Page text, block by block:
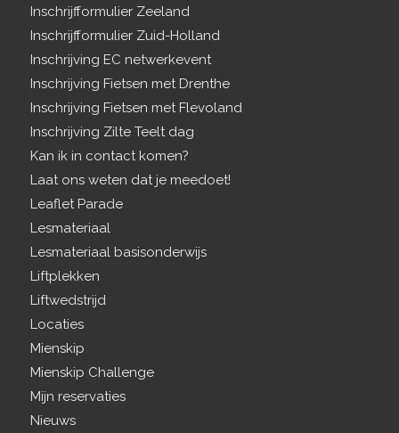
Inschrijfformulier Zeeland
Inschrijfformulier Zuid-Holland
Inschrijving EC netwerkevent
Inschrijving Fietsen met Drenthe
Inschrijving Fietsen met Flevoland
Inschrijving Zilte Teelt dag
Kan ik in contact komen?
Laat ons weten dat je meedoet!
Leaflet Parade
Lesmateriaal
Lesmateriaal basisonderwijs
Liftplekken
Liftwedstrijd
Locaties
Mienskip
Mienskip Challenge
Mijn reservaties
Nieuws